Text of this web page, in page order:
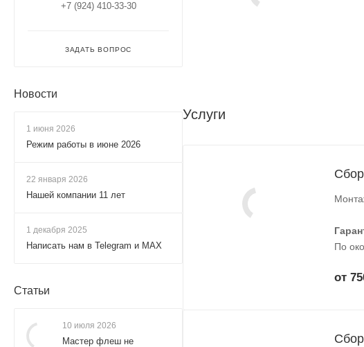
Услуги
По
от
+7 (924) 410-33-30
ЗАДАТЬ ВОПРОС
Новости
1 июня 2026
Режим работы в июне 2026
22 января 2026
Нашей компании 11 лет
1 декабря 2025
Написать нам в Telegram и MAX
Статьи
10 июля 2026
Мастер флеш не